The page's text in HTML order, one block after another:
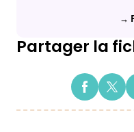
→
Partager la